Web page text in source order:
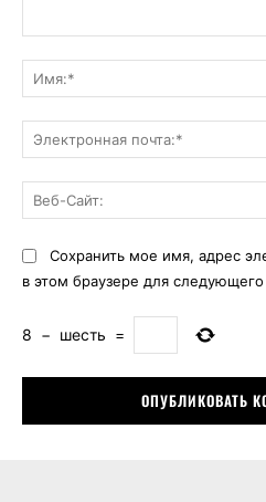
Сохранить мое имя, адрес
в этом браузере для
8 − шесть =